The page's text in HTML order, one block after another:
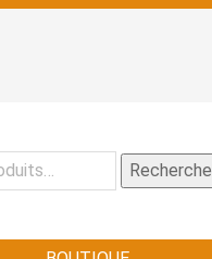
Recherche